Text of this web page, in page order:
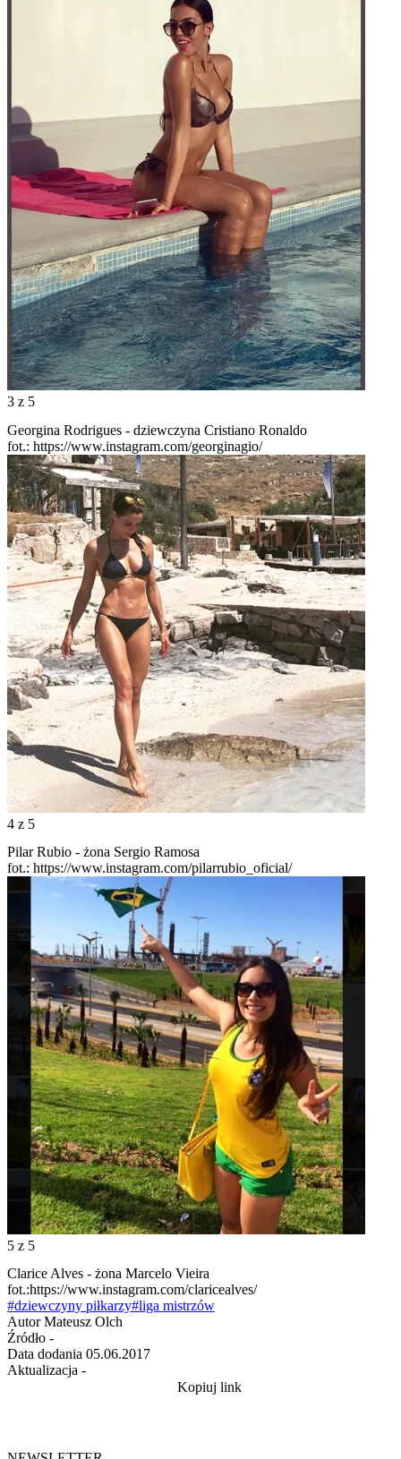
3 z 5
Georgina Rodrigues - dziewczyna Cristiano Ronaldo
fot.: https://www.instagram.com/georginagio/
4 z 5
Pilar Rubio - żona Sergio Ramosa
fot.: https://www.instagram.com/pilarrubio_oficial/
5 z 5
Clarice Alves - żona Marcelo Vieira
fot.:https://www.instagram.com/claricealves/
#dziewczyny piłkarzy#liga mistrzów
Autor Mateusz Olch
Źródło -
Data dodania 05.06.2017
Aktualizacja -
Kopiuj link